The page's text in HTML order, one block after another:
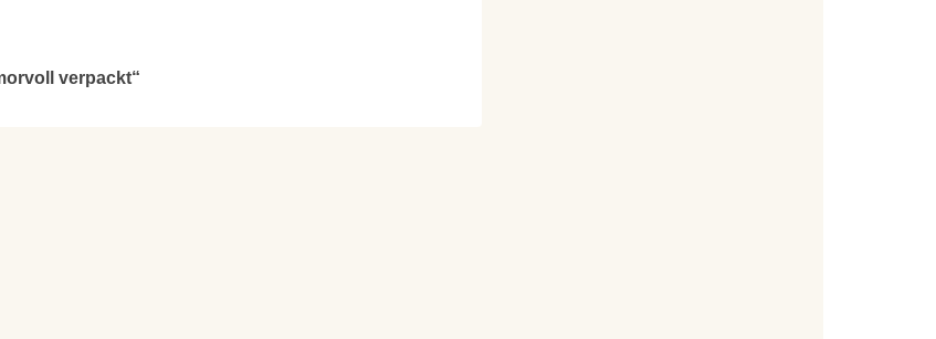
verpackt“